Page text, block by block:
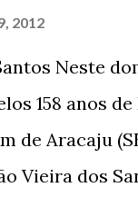
2012
Neste
158 anos
de Aracaju
Vieira dos